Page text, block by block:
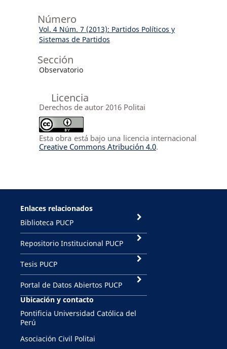
Número
Vol. 4 Núm. 7 (2013): Partidos Políticos y
Sistemas de Partidos
Sección
Observatorio
Licencia
Derechos de autor 2016 Politai
Esta obra está bajo una licencia internacional
Creative Commons Atribución 4.0.
Enlaces relacionados
Biblioteca PUCP
Repositorio Institucional PUCP
Tesis PUCP
Portal de Datos Abiertos PUCP
Ubicación y contacto
Pontificia Universidad Católica del
Perú
Asociación Civil Politai